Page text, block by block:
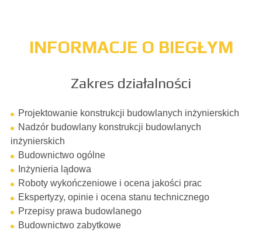
INFORMACJE O BIEGŁYM
Zakres działalności
Projektowanie konstrukcji budowlanych inżynierskich
Nadzór budowlany konstrukcji budowlanych
inżynierskich
Budownictwo ogólne
Inżynieria lądowa
Roboty wykończeniowe i ocena jakości prac
Ekspertyzy, opinie i ocena stanu technicznego
Przepisy prawa budowlanego
Budownictwo zabytkowe